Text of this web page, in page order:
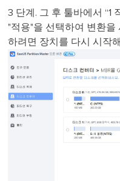
3 단계. 그 후 툴바에서 “1
"적용"을 선택하여 변환을
하려면 장치를 다시 시작